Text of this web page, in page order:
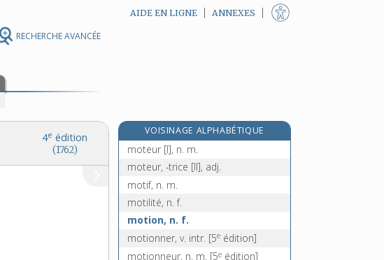
RECHERCHE AVANCÉE
AIDE EN LIGNE ANNEXES
4e édition
(1762)
VOISINAGE ALPHABÉTIQUE
motet, n. m.
moteur [I], n. m.
moteur, -trice [II], adj.
motif, n. m.
motilité, n. f.
motion, n. f.
motionner, v. intr. [5e édition]
motionneur, n. m. [5e édition]